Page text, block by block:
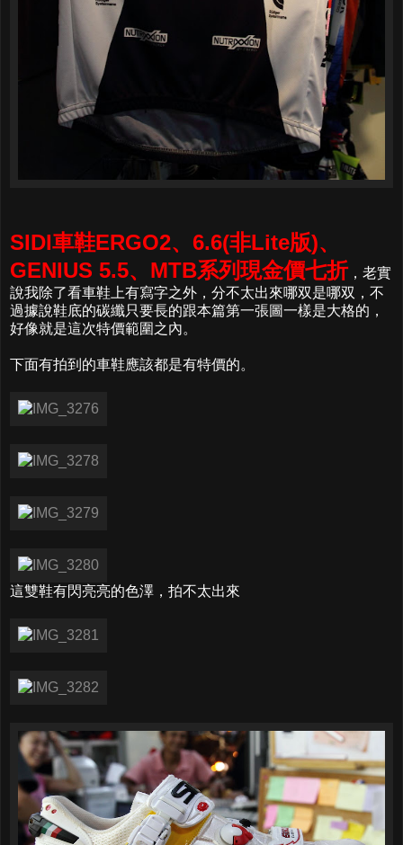
SIDI車鞋ERGO2、6.6(非Lite版)、
GENIUS 5.5、MTB系列現金價七折，老實
說我除了看車鞋上有寫字之外，分不太出來哪双是哪双，不
過據說鞋底的碳纖只要長的跟本篇第一張圖一樣是大格的，
好像就是這次特價範圍之內。
下面有拍到的車鞋應該都是有特價的。
這雙鞋有閃亮亮的色澤，拍不太出來